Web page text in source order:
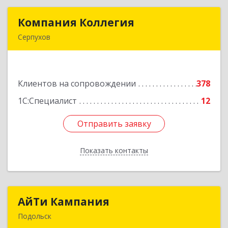
Компания Коллегия
Серпухов
Клиентов на сопровождении
378
1С:Специалист
12
Отправить заявку
Показать контакты
Компания Коллегия
Подробнее
Отправить заявку
Назад
АйТи Кампания
Подольск